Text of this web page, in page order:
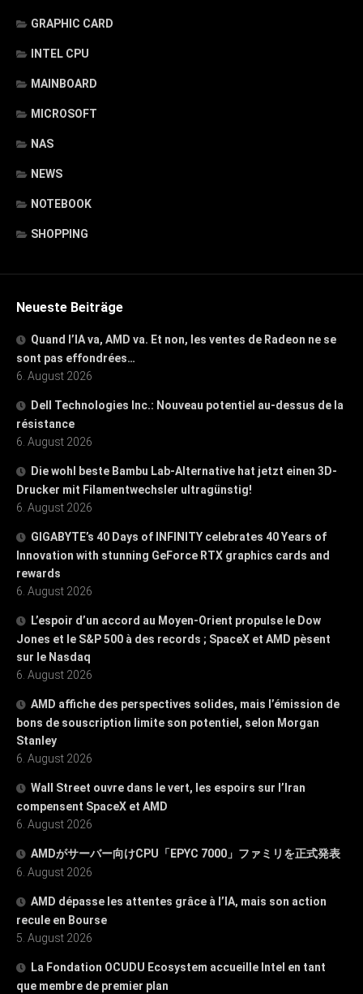
GRAPHIC CARD
INTEL CPU
MAINBOARD
MICROSOFT
NAS
NEWS
NOTEBOOK
SHOPPING
Neueste Beiträge
Quand l’IA va, AMD va. Et non, les ventes de Radeon ne se
sont pas effondrées…
6. August 2026
Dell Technologies Inc.: Nouveau potentiel au-dessus de la
résistance
6. August 2026
Die wohl beste Bambu Lab-Alternative hat jetzt einen 3D-
Drucker mit Filamentwechsler ultragünstig!
6. August 2026
GIGABYTE’s 40 Days of INFINITY celebrates 40 Years of
Innovation with stunning GeForce RTX graphics cards and
rewards
6. August 2026
L’espoir d’un accord au Moyen-Orient propulse le Dow
Jones et le S&P 500 à des records ; SpaceX et AMD pèsent
sur le Nasdaq
6. August 2026
AMD affiche des perspectives solides, mais l’émission de
bons de souscription limite son potentiel, selon Morgan
Stanley
6. August 2026
Wall Street ouvre dans le vert, les espoirs sur l’Iran
compensent SpaceX et AMD
6. August 2026
AMDがサーバー向けCPU「EPYC 7000」ファミリを正式発表
6. August 2026
AMD dépasse les attentes grâce à l’IA, mais son action
recule en Bourse
5. August 2026
La Fondation OCUDU Ecosystem accueille Intel en tant
que membre de premier plan